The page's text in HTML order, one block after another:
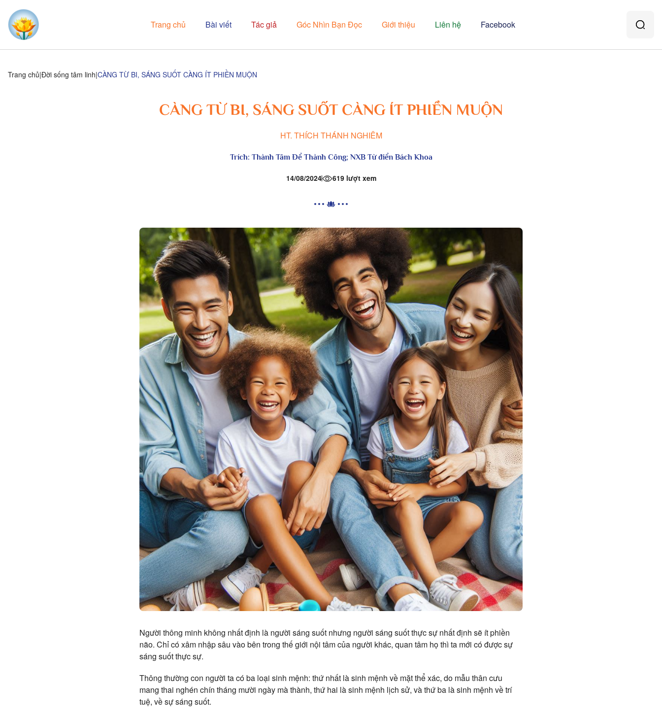
Trang chủ Bài viết Tác giả Góc Nhìn Bạn Đọc Giới thiệu Liên hệ Facebook
Trang chủ Đời sống tâm linh CÀNG TỪ BI, SÁNG SUỐT CÀNG ÍT PHIỀN MUỘN
CÀNG TỪ BI, SÁNG SUỐT CÀNG ÍT PHIỀN MUỘN
HT. THÍCH THÁNH NGHIÊM
Trích: Thành Tâm Để Thành Công; NXB Từ điển Bách Khoa
14/08/2024 619 lượt xem
Người thông minh không nhất định là người sáng suốt nhưng người sáng suốt thực sự nhất định sẽ ít phiền
não. Chỉ có xâm nhập sâu vào bên trong thế giới nội tâm của người khác, quan tâm họ thì ta mới có được sự
sáng suốt thực sự.
Thông thường con người ta có ba loại sinh mệnh: thứ nhất là sinh mệnh về mặt thể xác, do mẫu thân cưu
mang thai nghén chín tháng mười ngày mà thành, thứ hai là sinh mệnh lịch sử, và thứ ba là sinh mệnh về trí
tuệ, về sự sáng suốt.